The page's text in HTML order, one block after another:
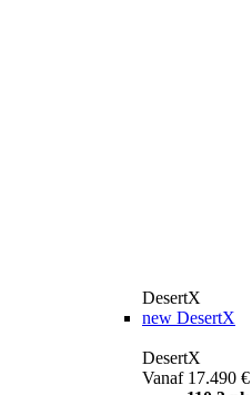
DesertX
new DesertX
DesertX
Vanaf 17.490 €